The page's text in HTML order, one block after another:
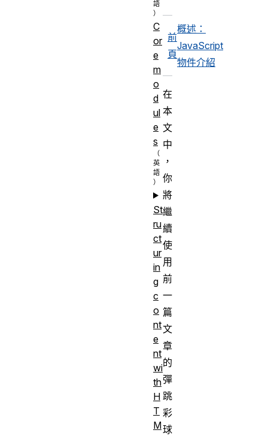
前
頁
概述：
JavaScript
物件介紹
在
本
文
中
，
你
將
繼
續
使
用
前
一
篇
文
章
的
彈
跳
彩
球
C
or
e
m
o
d
ul
e
s
St
ru
ct
ur
in
g
c
o
nt
e
nt
wi
th
H
T
M